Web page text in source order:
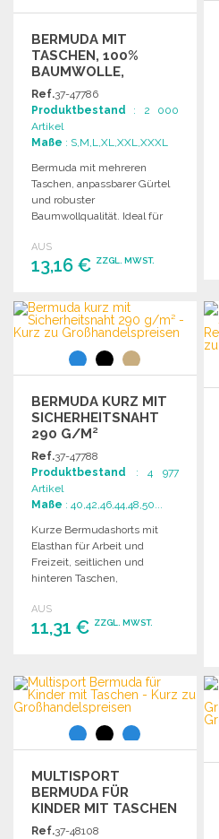
BERMUDA MIT
TASCHEN, 100%
BAUMWOLLE,
200G/M² ZU
GROSSHANDELSPREISEN
Ref.37-47786
Produktbestand : 2 000
Artikel
Maße : S,M,L,XL,XXL,XXXL
Bermuda mit mehreren
Taschen, anpassbarer Gürtel
und robuster
Baumwollqualität. Ideal für
lässigen Alltag.
AUS
13,16 € ZZGL. MWST.
BESTELLEN
Angebot anfordern
BERMUDA KURZ MIT
SICHERHEITSNAHT
290 G/M²
Ref.37-47788
Produktbestand : 4 977
Artikel
Maße : 40,42,46,44,48,50...
Kurze Bermudashorts mit
Elasthan für Arbeit und
Freizeit, seitlichen und
hinteren Taschen,
bequemer Stoff.
AUS
11,31 € ZZGL. MWST.
Angebot anfordern
MULTISPORT
BERMUDA FÜR
KINDER MIT TASCHEN
Ref.37-48108